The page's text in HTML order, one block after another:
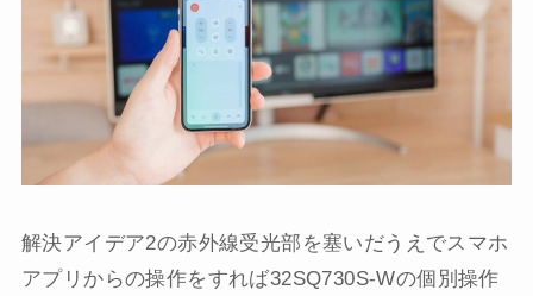
解決アイデア2の赤外線受光部を塞いだうえでスマホ
アプリからの操作をすれば32SQ730S-Wの個別操作